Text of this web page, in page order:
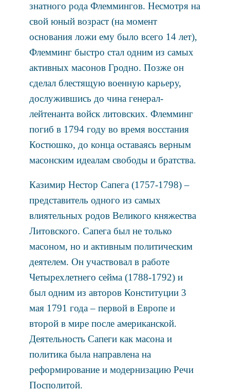
знатного рода Флеммингов. Несмотря на
свой юный возраст (на момент
основания ложи ему было всего 14 лет),
Флемминг быстро стал одним из самых
активных масонов Гродно. Позже он
сделал блестящую военную карьеру,
дослужившись до чина генерал-
лейтенанта войск литовских. Флемминг
погиб в 1794 году во время восстания
Костюшко, до конца оставаясь верным
масонским идеалам свободы и братства.
Казимир Нестор Сапега (1757-1798) –
представитель одного из самых
влиятельных родов Великого княжества
Литовского. Сапега был не только
масоном, но и активным политическим
деятелем. Он участвовал в работе
Четырехлетнего сейма (1788-1792) и
был одним из авторов Конституции 3
мая 1791 года – первой в Европе и
второй в мире после американской.
Деятельность Сапеги как масона и
политика была направлена на
реформирование и модернизацию Речи
Посполитой.